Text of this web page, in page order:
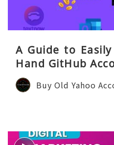
A Guide to
Hand GitHub
Buy Old Yahoo